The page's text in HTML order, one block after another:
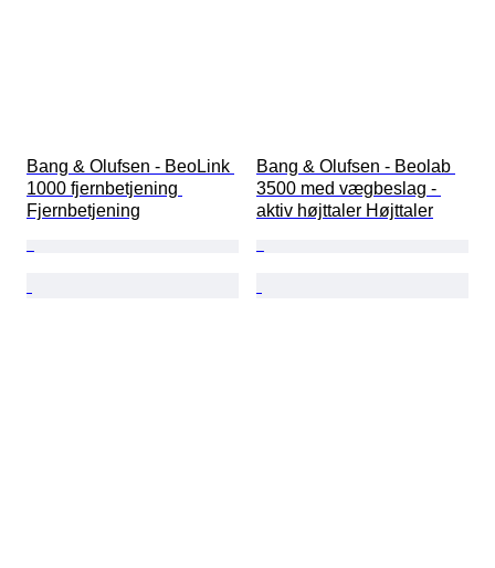
Bang & Olufsen - BeoLink
1000 fjernbetjening
Fjernbetjening
Bang & Olufsen - Beolab
3500 med vægbeslag -
aktiv højttaler Højttaler